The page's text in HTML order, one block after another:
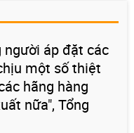
người áp đặt các
một số thiệt
hãng hàng
nữa", Tổng